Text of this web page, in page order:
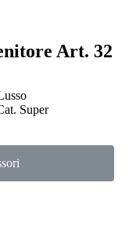
Art. 32
Super